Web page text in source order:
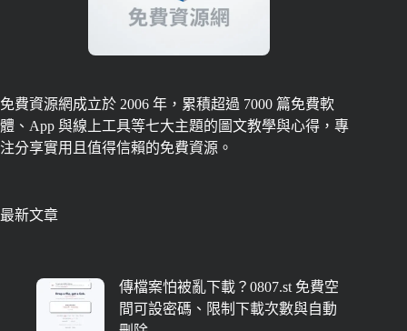
免費資源網成立於 2006 年，累積超過 7000 篇免費軟
體、App 與線上工具等七大主題的圖文教學與心得，專
注分享實用且值得信賴的免費資源。
最新文章
傳檔案怕被亂下載？0807.st 免費空
間可設密碼、限制下載次數與自動